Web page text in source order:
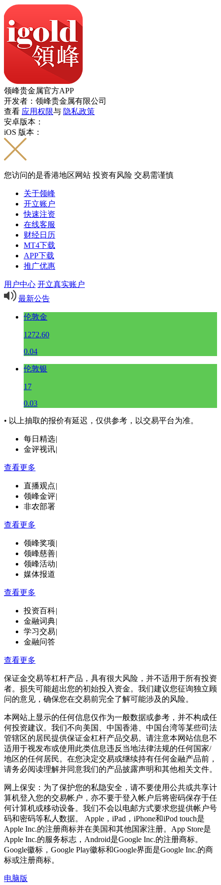
领峰贵金属官方APP
开发者：领峰贵金属有限公司
查看 应用权限与 隐私政策
安卓版本：
iOS 版本：
您访问的是香港地区网站 投资有风险 交易需谨慎
关于领峰
开立账户
快速注资
在线客服
财经日历
MT4下载
APP下载
推广优惠
用户中心 开立真实账户
最新公告
伦敦金
1272.60
0.04
伦敦银
17
0.03
• 以上抽取的报价有延迟，仅供参考，以交易平台为准。
每日精选|
金评视讯|
查看更多
直播观点|
领峰金评|
非农部署
查看更多
领峰奖项|
领峰慈善|
领峰活动|
媒体报道
查看更多
投资百科|
金融词典|
学习交易|
金融问答
查看更多
保证金交易等杠杆产品，具有很大风险，并不适用于所有投资
者。损失可能超出您的初始投入资金。我们建议您征询独立顾
问的意见，确保您在交易前完全了解可能涉及的风险。
本网站上显示的任何信息仅作为一般数据或参考，并不构成任
何投资建议。我们不向美国、中国香港、中国台湾等某些司法
管辖区的居民提供保证金杠杆产品交易。请注意本网站信息不
适用于视发布或使用此类信息违反当地法律法规的任何国家/
地区的任何居民。在您决定交易或继续持有任何金融产品前，
请务必阅读理解并同意我们的产品披露声明和其他相关文件。
网上保安：为了保护您的私隐安全，请不要使用公共或共享计
算机登入您的交易帐户，亦不要于登入帐户后将密码保存于任
何计算机或移动设备。我们不会以电邮方式要求您提供帐户号
码和密码等私人数据。 Apple，iPad，iPhone和iPod touch是
Apple Inc.的注册商标并在美国和其他国家注册。App Store是
Apple Inc.的服务标志，Android是Google Inc.的注册商标。
Google徽标，Google Play徽标和Google界面是Google Inc.的商
标或注册商标。
电脑版